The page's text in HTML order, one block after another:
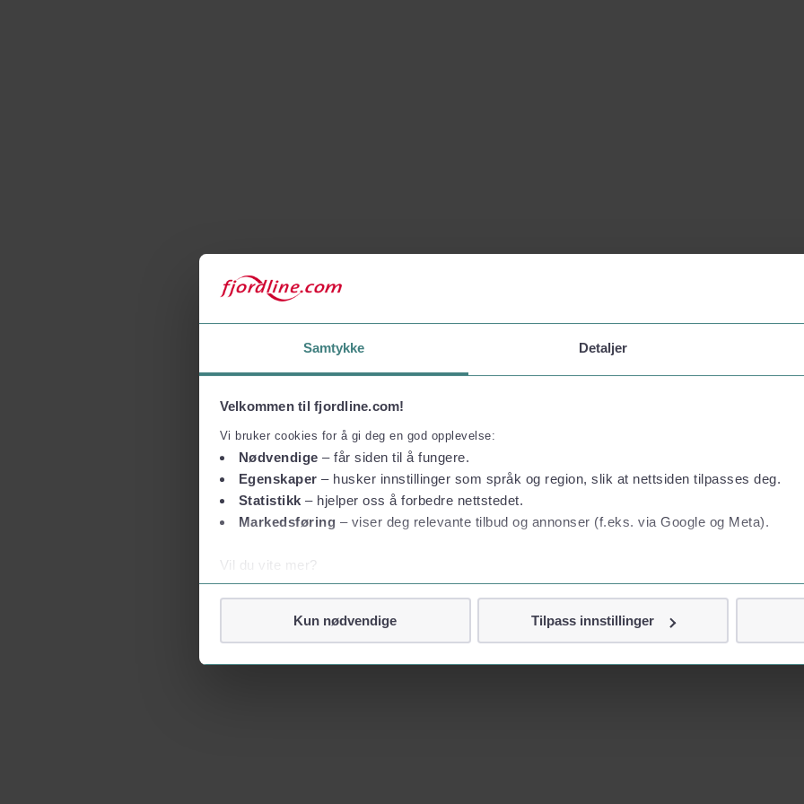
Samtykke Detaljer
Velkommen til fjordline.com!
Vi bruker cookies for å gi deg en god opplevelse:
Nødvendige – får siden til å fungere.
Egenskaper – husker innstillinger som språk og region, slik at nettsiden tilpasses deg.
Statistikk – hjelper oss å forbedre nettstedet.
Markedsføring – viser deg relevante tilbud og annonser (f.eks. via Google og Meta).
Vil du vite mer?
Om informasjonskapsler
Kun nødvendige Tilpass innstillinger